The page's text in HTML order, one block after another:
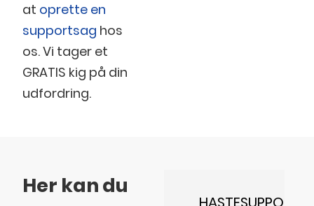
at oprette en
supportsag hos
os. Vi tager et
GRATIS kig på din
udfordring.
Her kan du